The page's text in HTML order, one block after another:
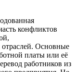
конфликтов
отраслей. Основные
платы или её
работников из